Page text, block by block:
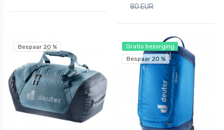
80 EUR
Bespaar 20 %
Gratis bezorging
Bespaar 20 %